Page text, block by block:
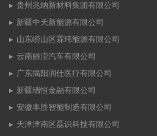
贵州兆纳新材料集团有限公司
新疆中天新能源有限公司
山东崂山区霖玮能源有限公司
云南丽滢汽车有限公司
广东揭阳润仕医疗有限公司
新疆瑞恒金融有限公司
安徽丰胜智能制造有限公司
天津津南区磊识科技有限公司